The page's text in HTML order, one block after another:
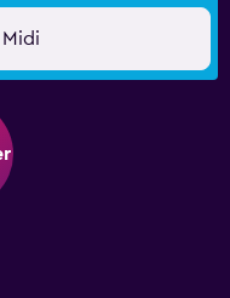
Midi